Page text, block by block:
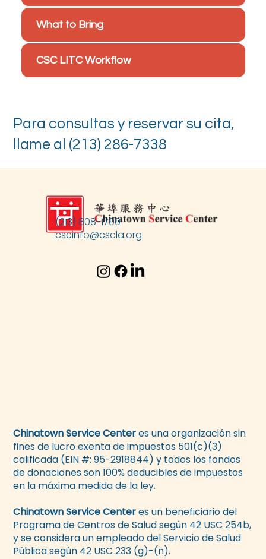
What to Bring
CSC LITC Workflow
Para consultas y reservar su cita,
llame al (213) 286-7338
(213) 808-1700
cscinfo@cscla.org
Chinatown Service Centeres una organización sin
fines de lucro exenta de impuestos 501(c)(3)
calificada (EIN #: 95-2918844) y todos los fondos
de donaciones son 100% deducibles de impuestos
en la máxima medida de la ley.
Chinatown Service Centeres un beneficiario del
Programa de Centros de Salud según 42 USC 254b,
y se considera un empleado del Servicio de Salud
Pública según 42 USC 233 (g)-(n).